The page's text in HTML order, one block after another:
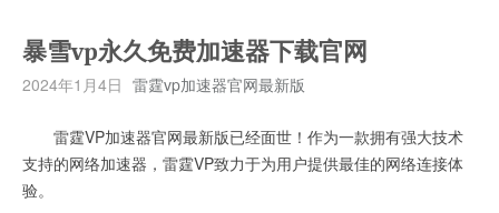
暴雪vp永久免费加速器下载官网
2024年1月4日 雷霆vp加速器官网最新版
雷霆VP加速器官网最新版已经面世！作为一款拥有强大技术
支持的网络加速器，雷霆VP致力于为用户提供最佳的网络连接体
验。